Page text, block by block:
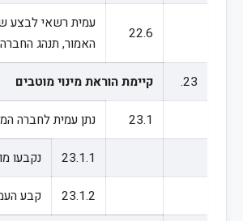
22.6
האמור, תנהג
23. קיימת הוראת מינוי מוטבים
23.1 נתן עמית לחברה המנהלת הוראת
23.1.1 נקבעו
23.1.2 קבע